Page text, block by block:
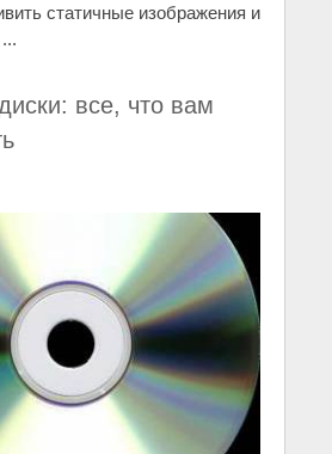
статичные изображения и
все, что вам